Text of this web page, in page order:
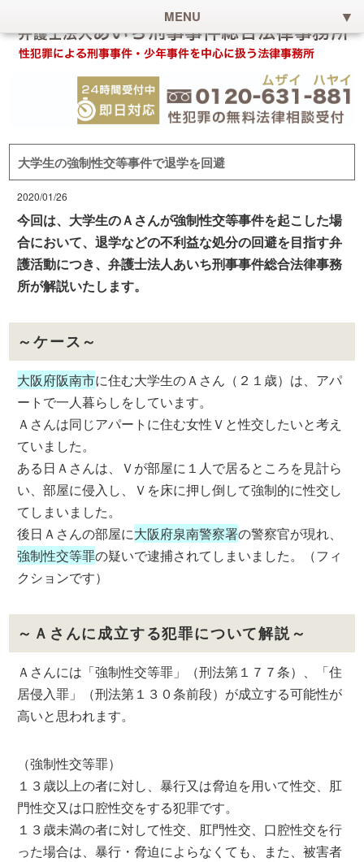
MENU
大学生の強制性交等事件で退学を回避
2020/01/26
今回は、大学生のＡさんが強制性交等事件を起こした場
合において、退学などの不利益な処分の回避を目指す弁
護活動につき、弁護士法人あいち刑事事件総合法律事務
所が解説いたします。
～ケース～
大阪府阪南市に住む大学生のＡさん（２１歳）は、アパ
ートで一人暮らしをしています。
Ａさんは同じアパートに住む女性Ｖと性交したいと考え
ていました。
ある日Ａさんは、Ｖが部屋に１人で居るところを見計ら
い、部屋に侵入し、Ｖを床に押し倒して強制的に性交し
てしまいました。
後日Ａさんの部屋に大阪府泉南警察署の警察官が現れ、
強制性交等罪の疑いで逮捕されてしまいました。（フィ
クションです）
～Ａさんに成立する犯罪について解説～
Ａさんには「強制性交等罪」（刑法第１７７条）、「住
居侵入罪」（刑法第１３０条前段）が成立する可能性が
高いと思われます。
（強制性交等罪）
１３歳以上の者に対し、暴行又は脅迫を用いて性交、肛
門性交又は口腔性交をする犯罪です。
１３歳未満の者に対して性交、肛門性交、口腔性交を行
った場合は、暴行・脅迫によらなくても、また、被害者